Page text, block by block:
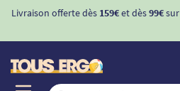
Livraison offerte dès 159€et dès99€